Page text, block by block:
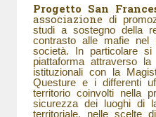
Progetto San
associazionedi
studi a sostegno della
contrasto alle mafie
società. In particolare
piattaforma attraverso
istituzionali con la
Questure e i differenti
territorio coinvolti nella
sicurezza dei luoghi di
territoriale, nelle scelte